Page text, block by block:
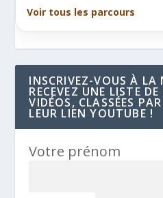
Voir tous les parcours
INSCRIVEZ-VOUS À LA
RECEVEZ UNE LISTE
VIDÉOS, CLASSÉES
LEUR LIEN YOUTUBE !
Votre prénom